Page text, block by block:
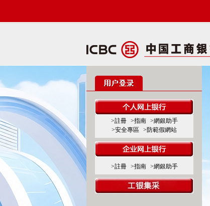
>註冊 >指南
>網銀助手
>安全專區
>防範假網站
>註冊 >指南 >網銀助手